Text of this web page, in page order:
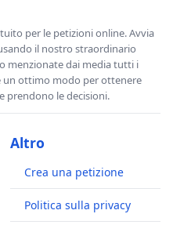
per le petizioni online. Avvia
il nostro straordinario
menzionate dai media tutti i
un ottimo modo per ottenere
prendono le decisioni.
Altro
Crea una petizione
Politica sulla privacy